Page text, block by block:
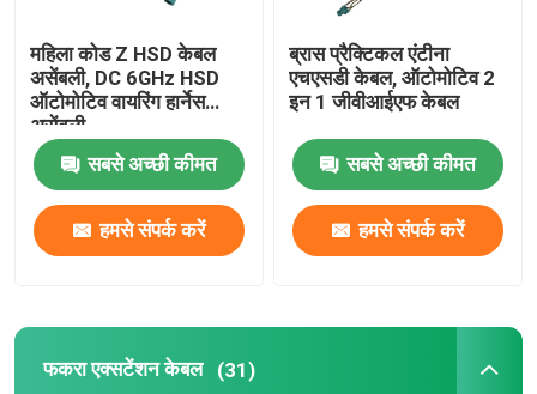
महिला कोड Z HSD केबल
असेंबली, DC 6GHz HSD
ऑटोमोटिव वायरिंग हार्नेस
असेंबली
सबसे अच्छी कीमत
हमसे संपर्क करें
ब्रास प्रैक्टिकल एंटीना
एचएसडी केबल, ऑटोमोटिव 2
इन 1 जीवीआईएफ केबल
सबसे अच्छी कीमत
हमसे संपर्क करें
फकरा एक्सटेंशन केबल (31)